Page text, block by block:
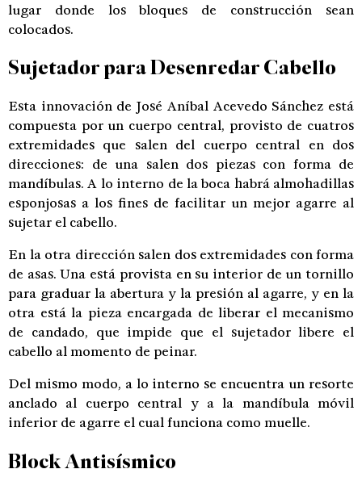
lugar donde los bloques de construcción sean
colocados.
Sujetador para Desenredar Cabello
Esta innovación de José Aníbal Acevedo Sánchez está
compuesta por un cuerpo central, provisto de cuatros
extremidades que salen del cuerpo central en dos
direcciones: de una salen dos piezas con forma de
mandíbulas. A lo interno de la boca habrá almohadillas
esponjosas a los fines de facilitar un mejor agarre al
sujetar el cabello.
En la otra dirección salen dos extremidades con forma
de asas. Una está provista en su interior de un tornillo
para graduar la abertura y la presión al agarre, y en la
otra está la pieza encargada de liberar el mecanismo
de candado, que impide que el sujetador libere el
cabello al momento de peinar.
Del mismo modo, a lo interno se encuentra un resorte
anclado al cuerpo central y a la mandíbula móvil
inferior de agarre el cual funciona como muelle.
Block Antisísmico